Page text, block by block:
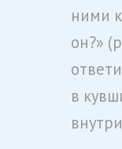
ними
он?»
в